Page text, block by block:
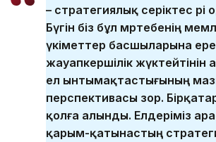
– стратегиялық серіктес
Бүгін біз бұл мәртебенің
үкіметтер басшыларына
жауапкершілік жүктейтінін
ел ынтымақтастығының
перспективасы зор.
қолға алынды. Елдеріміз
қарым-қатынастың